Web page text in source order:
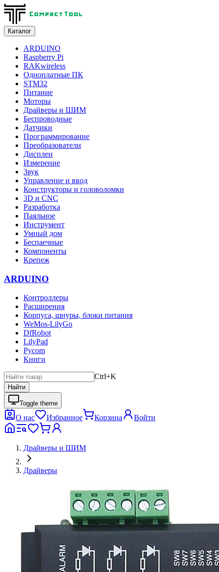
Каталог
ARDUINO
Raspberry Pi
RAKwireless
Одноплатные ПК
STM32
Питание
Моторы
Драйверы и ШИМ
Беспроводные
Датчики
Программирование
Преобразователи
Дисплеи
Измерение
Звук
Управление и ввод
Конструкторы и головоломки
3D и CNC
Разработка
Паяльное
Инструмент
Умный дом
Беспаечные
Компоненты
Крепеж
ARDUINO
Контроллеры
Расширения
Корпуса, шнуры, блоки питания
WeMos-LilyGo
DfRobot
LilyPad
Pycom
Книги
Ctrl+K
Найти
Toggle theme
О нас Избранное Корзина Войти
Драйверы и ШИМ
Драйверы